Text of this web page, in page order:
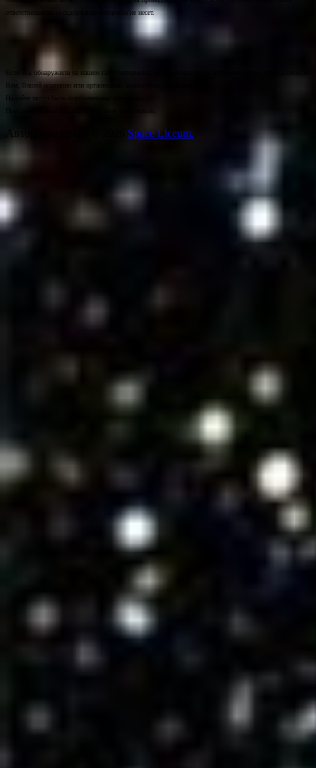
ответственности за содержание материала не несет.
Если Вы обнаружили на нашем сайте материалы, которые нарушают авторские права, принадлежащие
Вам, Вашей компании или организации, пожалуйста, сообщите нам.
На сайте могут быть опубликованы материалы 18+!
Space Liceum.